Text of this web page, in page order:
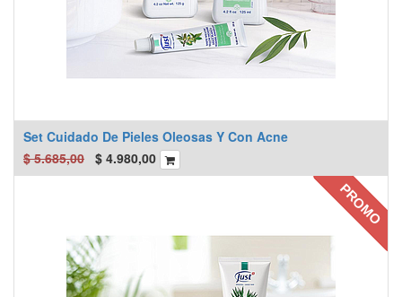
Set Cuidado De Pieles Oleosas Y Con Acne
$5.685,00 $ 4.980,00
PROMO